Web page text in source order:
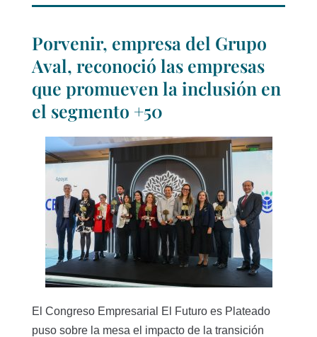
Porvenir, empresa del Grupo
Aval, reconoció las empresas
que promueven la inclusión en
el segmento +50
El Congreso Empresarial El Futuro es Plateado
puso sobre la mesa el impacto de la transición